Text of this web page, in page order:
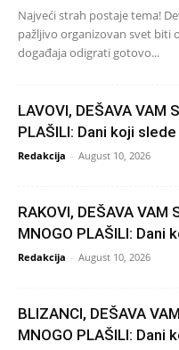
Najveći strah postaje tema!
pažljivo organizovan svet biti
događaja odigrati gotovo...
LAVOVI, DEŠAVA VAM
PLAŠILI: Dani koji slede
Redakcija - August 10, 2026
RAKOVI, DEŠAVA VAM
MNOGO PLAŠILI: Dani
Redakcija - August 10, 2026
BLIZANCI, DEŠAVA
MNOGO PLAŠILI: Dani